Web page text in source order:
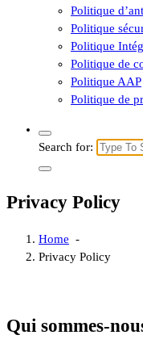
Politique
Politique
Politique
Politique de
Politique AAP
Politique de
Search for:
Privacy Policy
Home -
Privacy Policy
Qui sommes-